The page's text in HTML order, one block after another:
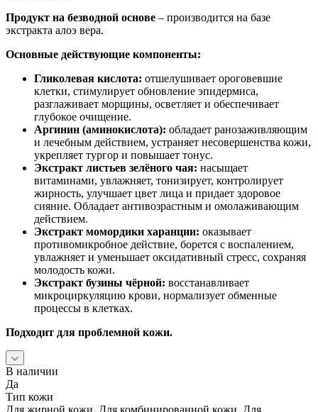
Продукт на безводной основе – производится на базе
экстракта алоэ вера.
Основные действующие компоненты:
Гликолевая кислота: отшелушивает ороговевшие
клетки, стимулирует обновление эпидермиса,
разглаживает морщины, осветляет и обеспечивает
глубокое очищение.
Аргинин (аминокислота): обладает ранозаживляющим
и лечебным действием, устраняет несовершенства кожи,
укрепляет тургор и повышает тонус.
Экстракт листьев зелёного чая: насыщает
витаминами, увлажняет, тонизирует, контролирует
жирность, улучшает цвет лица и придает здоровое
сияние. Обладает антивозрастным и омолаживающим
действием.
Экстракт момордики харанции: оказывает
противомикробное действие, борется с воспалением,
увлажняет и уменьшает оксидативный стресс, сохраняя
молодость кожи.
Экстракт бузины чёрной: восстанавливает
микроциркуляцию крови, нормализует обменные
процессы в клетках.
Подходит для проблемной кожи.
В наличии
Да
Тип кожи
Для жирной кожи, Для комбинированной кожи, Для